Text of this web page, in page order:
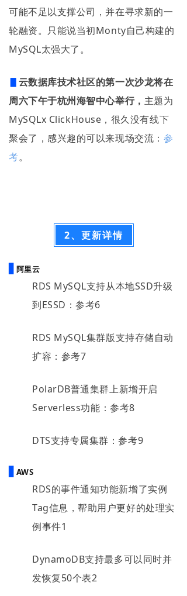
可能不足以支撑公司，并在寻求新的一
轮融资。只能说当初Monty自己构建的
MySQL太强大了。
▋云数据库技术社区的第一次沙龙将在
周六下午于杭州海智中心举行， 主题为
MySQLx ClickHouse，很久没有线下
聚会了，感兴趣的可以来现场交流： 参
考。
2、更新详情
阿里云
RDS MySQL支持从本地SSD升级
到ESSD：参考6
RDS MySQL集群版支持存储自动
扩容：参考7
PolarDB普通集群上新增开启
Serverless功能：参考8
DTS支持专属集群：参考9
AWS
RDS的事件通知功能新增了实例
Tag信息，帮助用户更好的处理实
例事件1
DynamoDB支持最多可以同时并
发恢复50个表2